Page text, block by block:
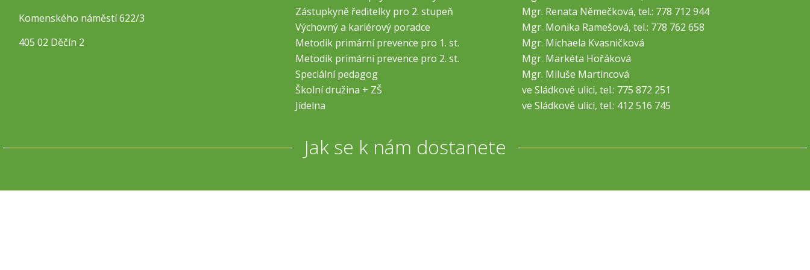
Komenského náměstí 622/3
405 02 Děčín 2
Zástupkyně ředitelky pro 2. stupeň
Mgr. Renata Němečková, tel.: 778 712 944
Výchovný a kariérový poradce
Mgr. Monika Ramešová, tel.: 778 762 658
Metodik primární prevence pro 1. st.
Mgr. Michaela Kvasničková
Metodik primární prevence pro 2. st.
Mgr. Markéta Hořáková
Speciální pedagog
Mgr. Miluše Martincová
Školní družina + ZŠ
ve Sládkově ulici, tel.: 775 872 251
Jídelna
ve Sládkově ulici, tel.: 412 516 745
Jak se k nám dostanete